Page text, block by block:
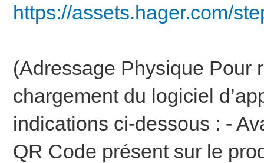
https://assets.hager.com/
(Adressage Physique Pour
chargement du logiciel
indications ci-dessous : -
QR Code présent sur le